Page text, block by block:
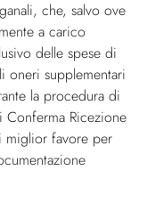
che, salvo ove
a carico
delle spese di
oneri supplementari
la procedura di
Conferma Ricezione
miglior favore per